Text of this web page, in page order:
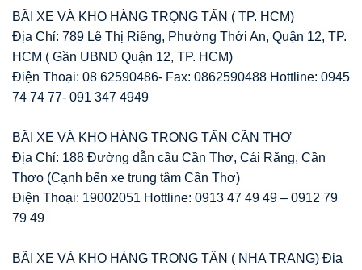
BÃI XE VÀ KHO HÀNG TRỌNG TẤN ( TP. HCM)
Địa Chỉ: 789 Lê Thị Riêng, Phường Thới An, Quận 12, TP.
HCM ( Gần UBND Quận 12, TP. HCM)
Điện Thoại: 08 62590486- Fax: 0862590488 Hottline: 0945
74 74 77- 091 347 4949
BÃI XE VÀ KHO HÀNG TRỌNG TẤN CẦN THƠ
Địa Chỉ: 188 Đường dẫn cầu Cần Thơ, Cái Răng, Cần
Thơo (Cạnh bến xe trung tâm Cần Thơ)
Điện Thoại: 19002051 Hottline: 0913 47 49 49 – 0912 79
79 49
BÃI XE VÀ KHO HÀNG TRỌNG TẤN ( NHA TRANG) Địa